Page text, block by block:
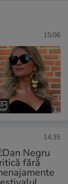
15:06
14:35